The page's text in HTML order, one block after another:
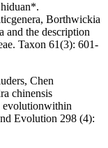
Borthwickia
and the description
Taxon 61(3): 601-
Chen
chinensis
evolutionwithin
Evolution 298 (4):